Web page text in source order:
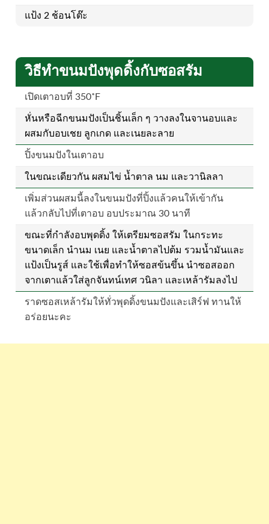
แป้ง 2 ช้อนโต๊ะ
วิธีทำขนมปังพุดดิ้งกับซอสรัม
เปิดเตาอบที่ 350˚F
หั่นหรือฉีกขนมปังเป็นชิ้นเล็ก ๆ วางลงในจานอบและ
ผสมกับอบเชย ลูกเกด และเนยละลาย
ปิ้งขนมปังในเตาอบ
ในขณะเดียวกัน ผสมไข่ น้ำตาล นม และวานิลลา
เพิ่มส่วนผสมนี้ลงในขนมปังที่ปิ้งแล้วคนให้เข้ากัน
แล้วกลับไปที่เตาอบ อบประมาณ 30 นาที
ขณะที่กำลังอบพุดดิ้ง ให้เตรียมซอสรัม ในกระทะ
ขนาดเล็ก นำนม เนย และน้ำตาลไปต้ม รวมน้ำมันและ
แป้งเป็นรูส์ และใช้เพื่อทำให้ซอสข้นขึ้น นำซอสออก
จากเตาแล้วใส่ลูกจันทน์เทศ วนิลา และเหล้ารัมลงไป
ราดซอสเหล้ารัมให้ทั่วพุดดิ้งขนมปังและเสิร์ฟ ทานให้
อร่อยนะคะ